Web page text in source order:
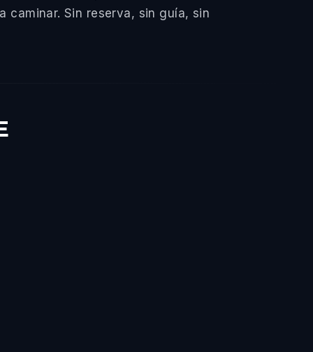
caminar. Sin reserva, sin guía, sin